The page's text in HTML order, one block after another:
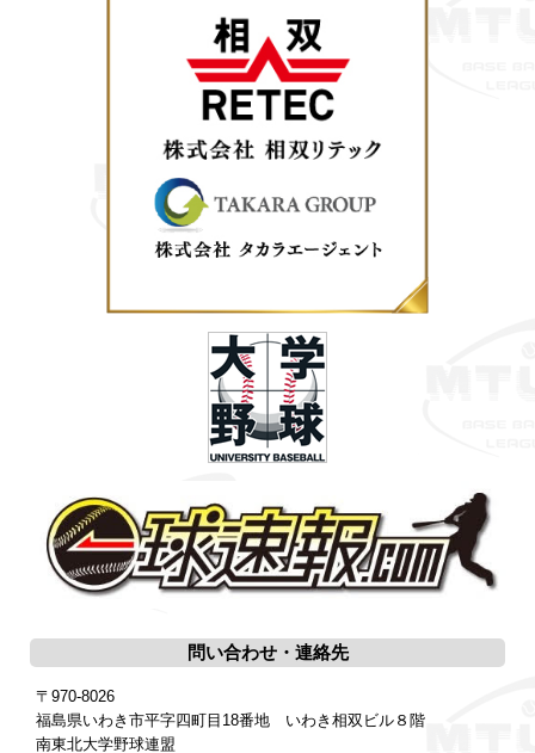
問い合わせ・連絡先
〒970-8026
福島県いわき市平字四町目18番地 いわき相双ビル８階
南東北大学野球連盟